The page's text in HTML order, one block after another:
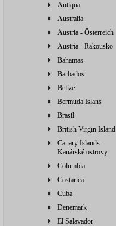
Antiqua
Australia
Austria - Österreich
Austria - Rakousko
Bahamas
Barbados
Belize
Bermuda Islans
Brasil
British Virgin Island
Canary Islands -
Kanárské ostrovy
Columbia
Costarica
Cuba
Denemark
El Salavador